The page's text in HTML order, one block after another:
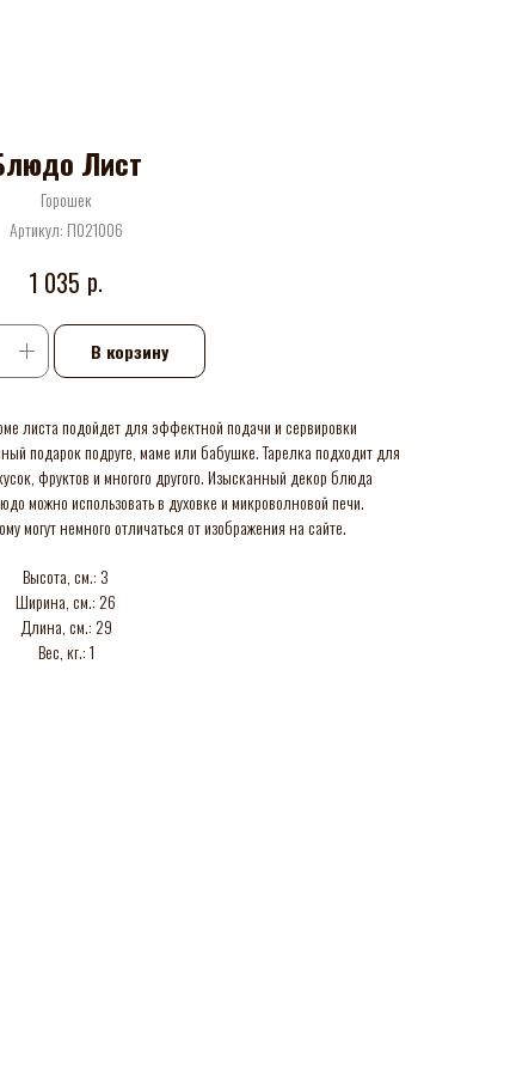
Лист
Горошек
Артикул: П021006
1 035 р.
В корзину
листа подойдет для эффектной подачи и сервировки
подарок подруге, маме или бабушке. Тарелка подходит для
фруктов и многого другого. Изысканный декор блюда
можно использовать в духовке и микроволновой печи.
могут немного отличаться от изображения на сайте.
Высота, см.: 3
Ширина, см.: 26
Длина, см.: 29
Вес, кг.: 1